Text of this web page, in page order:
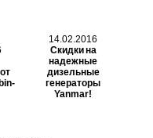
14.02.2016
Скидки на
надежные
дизельные
генераторы
Yanmar!